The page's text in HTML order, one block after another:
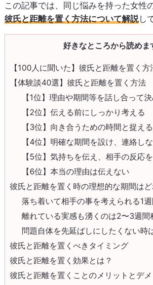
この記事では、同じ悩みを持った女性
彼氏と距離を置く方法について解説し
好きなところから読めま
【100人に聞いた】彼氏と距離を置く
【体験談40選】彼氏と距離を置く方法
【1位】理由や期間等を話し合って
【2位】伝える前にしっかり考える
【3位】向き合うための時間と捉える
【4位】明確な期間を設け、連絡し
【5位】気持ちを伝え、相手の反応
【6位】本当の理由は伝えない
彼氏と距離を置く時の理想的な期間はど
落ち着いて相手の事を考えられる1
離れている実感も湧くのは2〜3週間
問題自体を先延ばしにしたくない時
彼氏と距離を置くべきタイミング
彼氏と距離を置く効果とは？
彼氏と距離を置くことのメリットとデメ